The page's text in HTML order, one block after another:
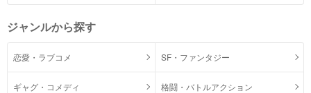
ジャンルから探す
恋愛・ラブコメ SF・ファンタジー
ギャグ・コメディ 格闘・バトルアクション